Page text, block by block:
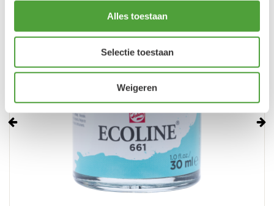
Alles toestaan
Selectie toestaan
Weigeren
Vorige